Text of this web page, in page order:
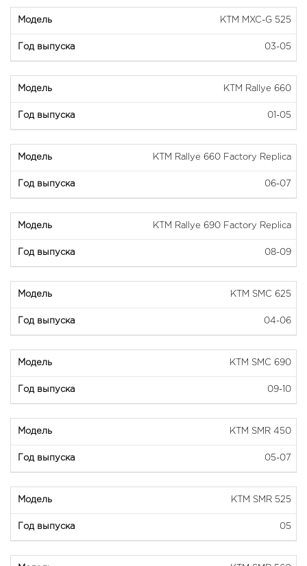
KTM MXC-G 525
03-05
KTM Rallye 660
01-05
KTM Rallye 660 Factory Replica
06-07
KTM Rallye 690 Factory Replica
08-09
KTM SMC 625
04-06
KTM SMC 690
09-10
KTM SMR 450
05-07
KTM SMR 525
05